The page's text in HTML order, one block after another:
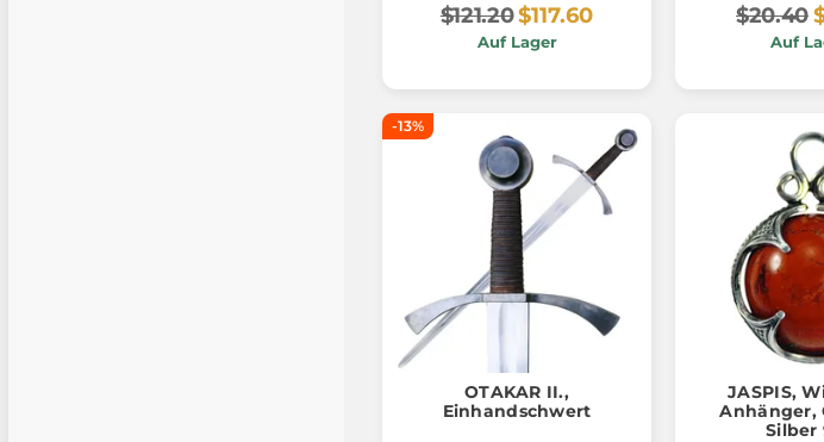
$121.20$117.60
Auf Lager
$20.40
Auf
-13%
OTAKAR II.,
Einhandschwert
JASPIS,
Anhänger,
Silber